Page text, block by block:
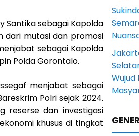
Santika sebagai Kapolda
dari mutasi dan promosi
sebagai Kapolda
Polda Gorontalo.
menjabat sebagai
Polri sejak 2024.
reserse dan investigasi
khusus di tingkat